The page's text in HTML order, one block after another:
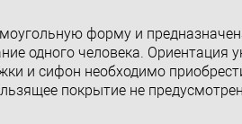
форму и
одного человека. Ориентация
и сифон необходимо
покрытие не